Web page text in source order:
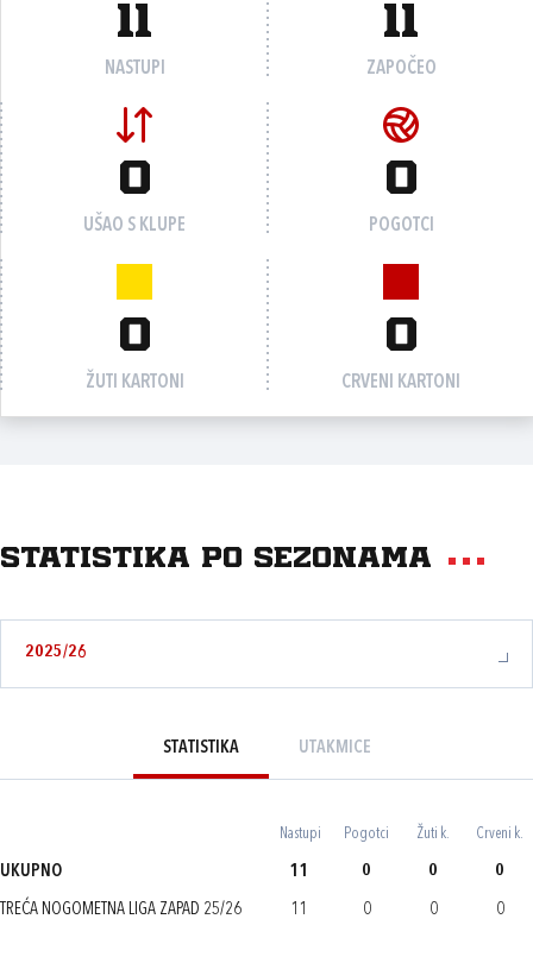
11
NASTUPI
11
ZAPOČEO
0
UŠAO S KLUPE
0
POGOTCI
0
ŽUTI KARTONI
0
CRVENI KARTONI
Statistika po sezonama
2025/26
STATISTIKA UTAKMICE
Nastupi Pogotci Žuti k. Crveni k.
UKUPNO 11 0 0 0
TREĆA NOGOMETNA LIGA ZAPAD 25/26 11 0 0 0